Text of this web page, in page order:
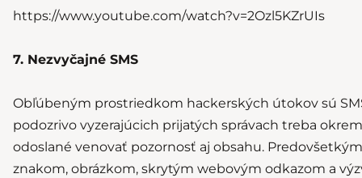
https://www.youtube.com/watch?v=2Ozl5KZrUIs
7. Nezvyčajné SMS
Obľúbeným prostriedkom hackerských útokov sú
podozrivo vyzerajúcich prijatých správach treba
odoslané venovať pozornosť aj obsahu.
znakom, obrázkom, skrytým webovým odkazom a